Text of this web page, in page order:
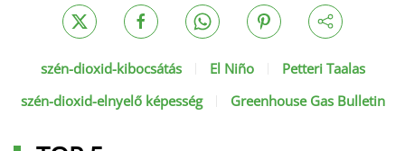
szén-dioxid-kibocsátás El Niño
Petteri Taalas
szén-dioxid-elnyelő képesség
Greenhouse Gas Bulletin